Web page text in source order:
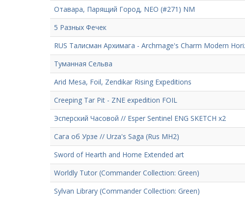
Отавара, Парящий Город, NEO (#271) NM
5 Разных Фечек
RUS Талисман Архимага - Archmage's Charm Modern
Туманная Сельва
Arid Mesa, Foil, Zendikar Rising Expeditions
Creeping Tar Pit - ZNE expedition FOIL
Эсперский Часовой // Esper Sentinel ENG SKETCH x2
Сага об Урзе // Urza's Saga (Rus MH2)
Sword of Hearth and Home Extended art
Worldly Tutor (Commander Collection: Green)
Sylvan Library (Commander Collection: Green)